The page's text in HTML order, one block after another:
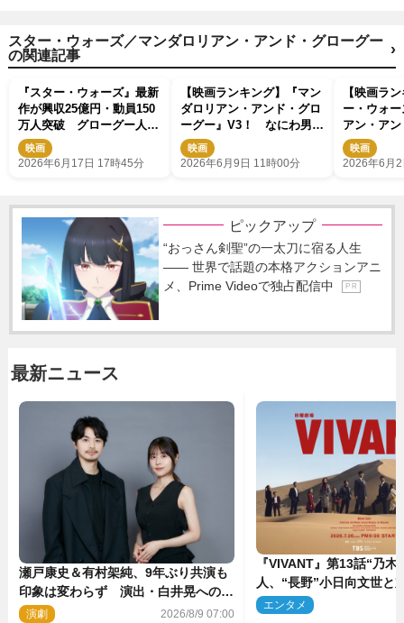
スター・ウォーズ／マンダロリアン・アンド・グローグー
の関連記事
›
『スター・ウォーズ』最新
作が興収25億円・動員150
万人突破 グローグー人気
で応援上映開催
映画
2026年6月17日 17時45分
【映画ランキング】『マン
ダロリアン・アンド・グロ
ーグー』V3！ なにわ男
子・高橋恭平主演『山口く
んはワルくない』は6位発
映画
2026年6月9日 11時00分
【映画ラ
ー・ウォ
アン・ア
ー』V2！
作『箱の
映画
2026年6月
ピックアップ
“おっさん剣聖”の一太刀に宿る人生
―― 世界で話題の本格アクションアニ
メ、Prime Videoで独占配信中
P R
最新ニュース
瀬戸康史＆有村架純、9年ぶり共演も
印象は変わらず 演出・白井晃への絶
大なる信頼を胸に舞台『キュー』に挑
演劇 2026/8/9 07:00
『VIVANT』第13話“乃木
人、“長野”小日向文世
予想外の展開へ
エンタメ